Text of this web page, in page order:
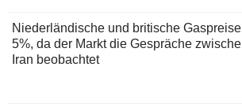
Niederländische und britische
5%, da der Markt die Gespräche
Iran beobachtet